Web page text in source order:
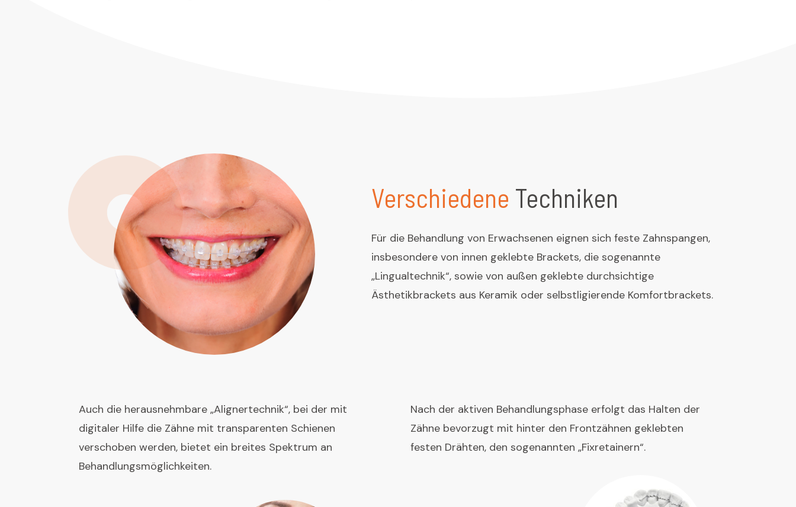
Verschiedene Techniken
Für die Behandlung von Erwachsenen eignen sich feste Zahnspangen,
insbesondere von innen geklebte Brackets, die sogenannte
„Lingualtechnik“, sowie von außen geklebte durchsichtige
Ästhetikbrackets aus Keramik oder selbstligierende Komfortbrackets.
Auch die herausnehmbare „Alignertechnik“, bei der mit
digitaler Hilfe die Zähne mit transparenten Schienen
verschoben werden, bietet ein breites Spektrum an
Behandlungsmöglichkeiten.
Nach der aktiven Behandlungsphase erfolgt das Halten der
Zähne bevorzugt mit hinter den Frontzähnen geklebten
festen Drähten, den sogenannten „Fixretainern“.